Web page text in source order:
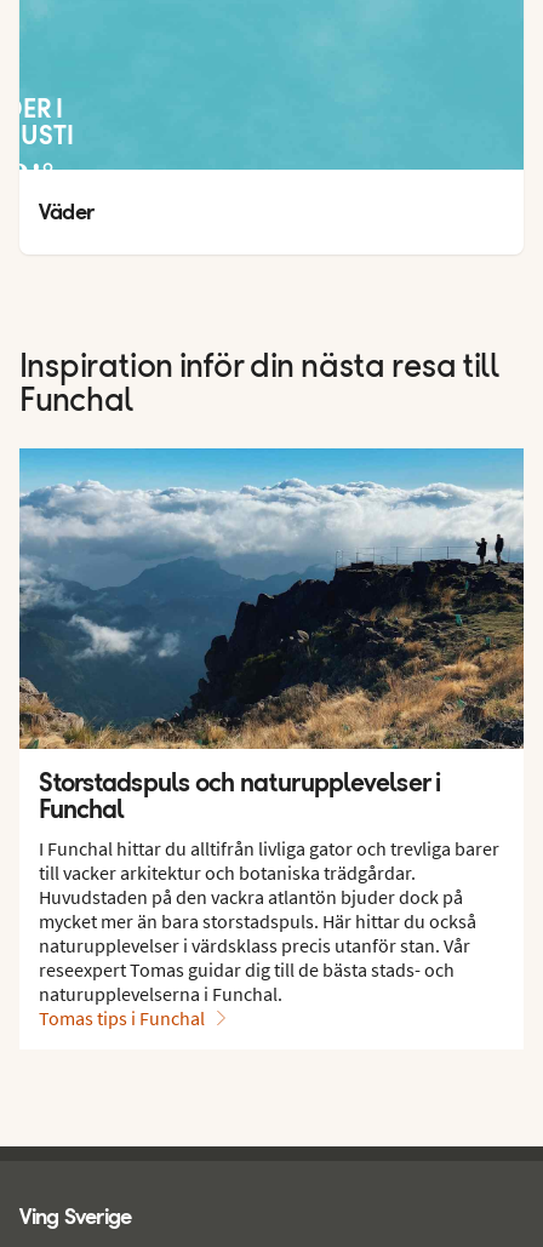
I
24°
19°
Väder
Inspiration inför din nästa resa till
Funchal
Storstadspuls och naturupplevelser i
Funchal
I Funchal hittar du alltifrån livliga gator och trevliga barer
till vacker arkitektur och botaniska trädgårdar.
Huvudstaden på den vackra atlantön bjuder dock på
mycket mer än bara storstadspuls. Här hittar du också
naturupplevelser i värdsklass precis utanför stan. Vår
reseexpert Tomas guidar dig till de bästa stads- och
naturupplevelserna i Funchal.
Tomas tips i Funchal
Ving Sverige